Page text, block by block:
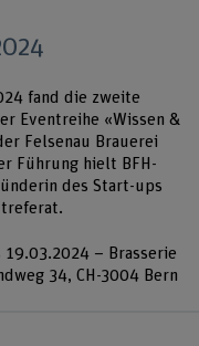
fand die zweite
Eventreihe «Wissen &
Felsenau Brauerei
Führung hielt BFH-
des Start-ups
– Brasserie
34, CH-3004 Bern